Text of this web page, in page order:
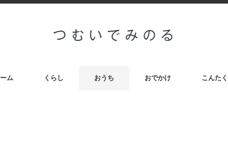
ム くらし おうち おでかけ こんた